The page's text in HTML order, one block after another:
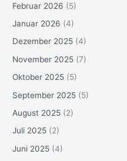
Februar 2026 (5)
Januar 2026 (4)
Dezember 2025 (4)
November 2025 (7)
Oktober 2025 (5)
September 2025 (5)
August 2025 (2)
Juli 2025 (2)
Juni 2025 (4)